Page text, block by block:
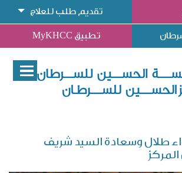
تقديم طلب للعلاج
تطبيق MyKHCC
طلال وسعادة السيد شريف